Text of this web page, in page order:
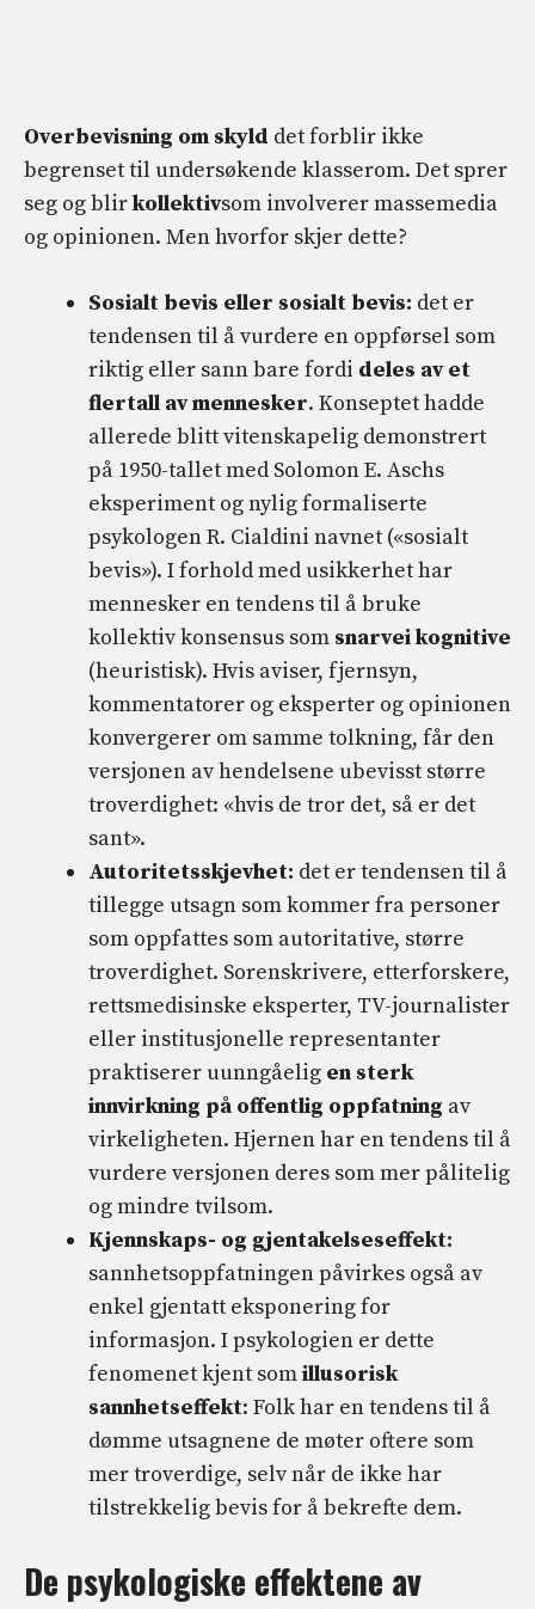
Overbevisning om skyld det forblir ikke
begrenset til undersøkende klasserom. Det sprer
seg og blirkollektivsom involverer massemedia
og opinionen. Men hvorfor skjer dette?
Sosialt bevis eller sosialt bevis: det er
tendensen til å vurdere en oppførsel som
riktig eller sann bare fordi deles av et
flertall av mennesker. Konseptet hadde
allerede blitt vitenskapelig demonstrert
på 1950-tallet med Solomon E. Aschs
eksperiment og nylig formaliserte
psykologen R. Cialdini navnet («sosialt
bevis»). I forhold med usikkerhet har
mennesker en tendens til å bruke
kollektiv konsensus som snarveikognitive
(heuristisk). Hvis aviser, fjernsyn,
kommentatorer og eksperter og opinionen
konvergerer om samme tolkning, får den
versjonen av hendelsene ubevisst større
troverdighet: «hvis de tror det, så er det
sant».
Autoritetsskjevhet: det er tendensen til å
tillegge utsagn som kommer fra personer
som oppfattes som autoritative, større
troverdighet. Sorenskrivere, etterforskere,
rettsmedisinske eksperter, TV-journalister
eller institusjonelle representanter
praktiserer uunngåelig en sterk
innvirkning på offentlig oppfatning av
virkeligheten. Hjernen har en tendens til å
vurdere versjonen deres som mer pålitelig
og mindre tvilsom.
Kjennskaps- og gjentakelseseffekt:
sannhetsoppfatningen påvirkes også av
enkel gjentatt eksponering for
informasjon. I psykologien er dette
fenomenet kjent somillusorisk
sannhetseffekt: Folk har en tendens til å
dømme utsagnene de møter oftere som
mer troverdige, selv når de ikke har
tilstrekkelig bevis for å bekrefte dem.
De psykologiske effektene av